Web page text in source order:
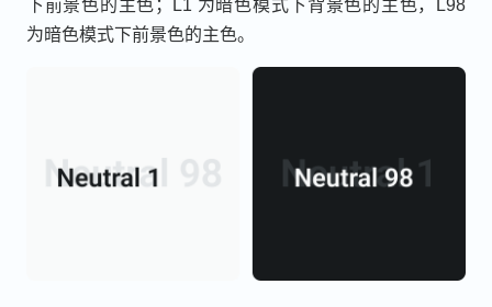
下前景色的主色；L1 为暗色模式下背景色的主色，L98
为暗色模式下前景色的主色。